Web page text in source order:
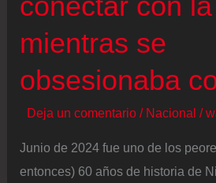
recuerdo
a
personas
con
cáncer
mientras se
obsesionaba
Deja un comentario / Nacional /
Junio de 2024 fue uno de los
entonces) 60 años de historia de